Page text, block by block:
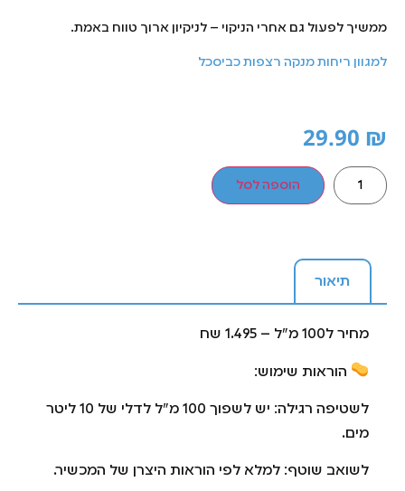
ממשיך לפעול גם אחרי הניקוי – לניקיון ארוך טווח באמת.
למגוון ריחות מנקה רצפות כביסכל
29.90 ₪
הוספה לסל
תיאור
מחיר ל100 מ"ל – 1.495 שח
הוראות שימוש:
לשטיפה רגילה: יש לשפוך 100 מ"ל לדלי של 10 ליטר
מים.
לשואב שוטף: למלא לפי הוראות היצרן של המכשיר.